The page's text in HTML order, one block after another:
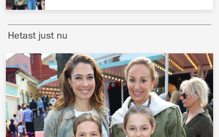
Nederländska kungahuset
Belgiska kungahuset
Jordanska kungahuset
Luxemburgska storhertighuset
Japanska kejsarhuset
Hetast just nu